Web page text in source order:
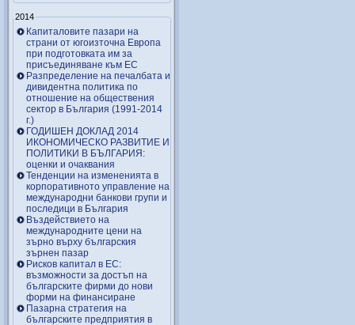
2014
Капиталовите пазари на
страни от югоизточна Европа
при подготовката им за
присъединяване към ЕС
Разпределение на печалбата и
дивидентна политика по
отношение на обществения
сектор в България (1991-2014
г.)
ГОДИШЕН ДОКЛАД 2014
ИКОНОМИЧЕСКО РАЗВИТИЕ И
ПОЛИТИКИ В БЪЛГАРИЯ:
оценки и очаквания
Тенденции на измененията в
корпоративното управление на
международни банкови групи и
последици в България
Въздействието на
международните цени на
зърно върху българския
зърнен пазар
Рисков капитал в ЕС:
възможности за достъп на
българските фирми до нови
форми на финансиране
Пазарна стратегия на
българските предприятия в